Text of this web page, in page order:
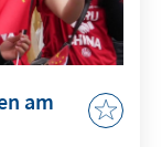
am